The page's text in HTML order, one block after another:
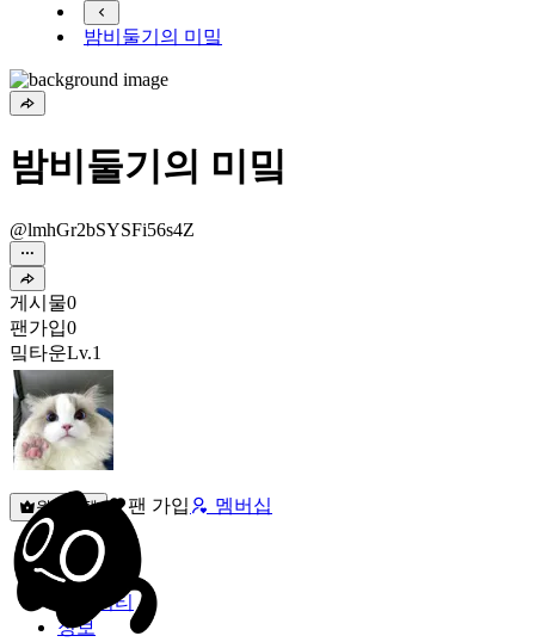
밤비둘기의 미밐
밤비둘기의 미밐
@lmhGr2bSYSFi56s4Z
게시물0
팬가입0
밐타운Lv.1
원픽선택 팬 가입 멤버십
밐타운
피드
커뮤니티
정보